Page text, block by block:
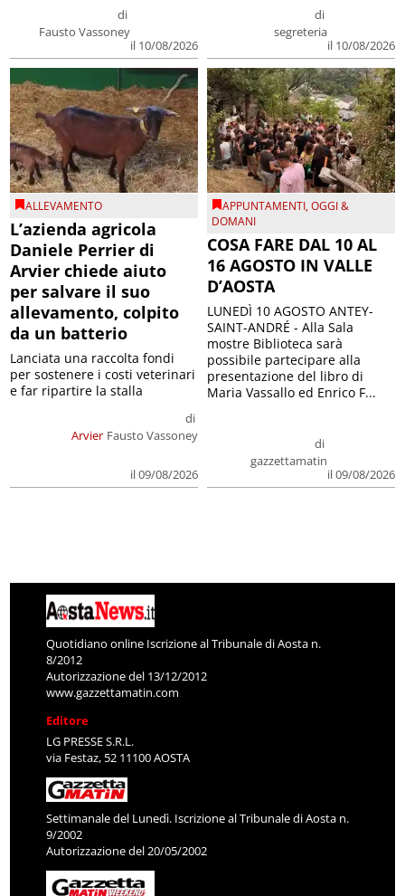
di
Fausto Vassoney
il 10/08/2026
di
segreteria
il 10/08/2026
ALLEVAMENTO
L’azienda agricola
Daniele Perrier di
Arvier chiede aiuto
per salvare il suo
allevamento, colpito
da un batterio
Arvier
di
Fausto Vassoney
il 09/08/2026
Lanciata una raccolta fondi
per sostenere i costi veterinari
e far ripartire la stalla
APPUNTAMENTI,OGGI &
DOMANI
COSA FARE DAL 10 AL
16 AGOSTO IN VALLE
D’AOSTA
di
gazzettamatin
il 09/08/2026
LUNEDÌ 10 AGOSTO ANTEY-
SAINT-ANDRÉ - Alla Sala
mostre Biblioteca sarà
possibile partecipare alla
presentazione del libro di
Maria Vassallo ed Enrico F...
Quotidiano online Iscrizione al Tribunale di Aosta n.
8/2012
Autorizzazione del 13/12/2012
www.gazzettamatin.com
Editore
LG PRESSE S.R.L.
via Festaz, 52 11100 AOSTA
Settimanale del Lunedì. Iscrizione al Tribunale di Aosta n.
9/2002
Autorizzazione del 20/05/2002